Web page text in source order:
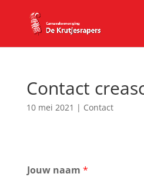
Contact
10 mei 2021 | Contact
Jouw naam *